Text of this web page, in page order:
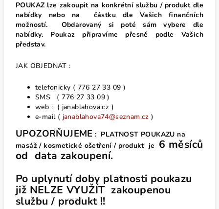
POUKAZ lze zakoupit na konkrétní službu / produkt dle
nabídky nebo na částku dle Vašich finančních
možností.
Obdarovaný si poté
sám vybere dle
nabídky. Poukaz připravíme přesně podle Vašich
představ.
JAK OBJEDNAT :
telefonicky ( 776 27 33 09 )
SMS ( 776 27 33 09 )
web : ( janablahova.cz )
e-mail ( janablahova74@seznam.cz)
UPOZORŇUJEME : PLATNOST POUKAZU na
masáž / kosmetické ošetření / produkt je 6 měsíců
od data zakoupení.
Po uplynutí doby platnosti poukazu
již NELZE VYUŽÍT zakoupenou
službu / produkt !!